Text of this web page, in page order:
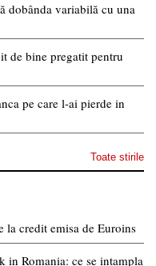
dobânda variabilă cu una
de bine pregatit pentru
pe care l-ai pierde in
Toate stirile
la credit emisa de Euroins
in Romania: ce se intampla